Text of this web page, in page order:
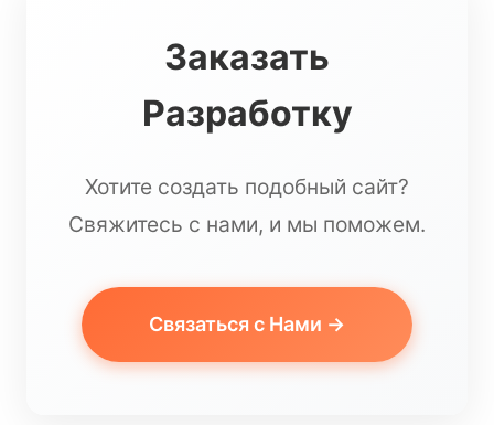
Заказать
Разработку
Хотите создать подобный сайт?
Свяжитесь с нами, и мы поможем.
Связаться с Нами →